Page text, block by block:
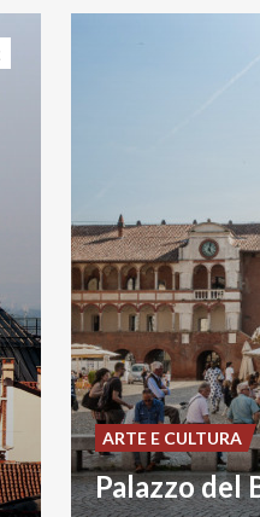
Palazzo del
ARTE E CULTURA